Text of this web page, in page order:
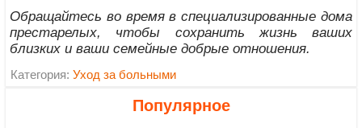
Обращайтесь во время в специализированные дома
престарелых, чтобы сохранить жизнь ваших
близких и ваши семейные добрые отношения.
Категория:Уход за больными
Популярное